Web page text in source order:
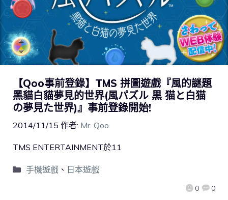
【Qoo事前登錄】TMS 拼圖遊戲『風的謎題
黑貓白貓夢見的世界(風パズル 黒 猫と白猫
の夢見た世界)』事前登錄開始!
2014/11/15 作者: Mr. Qoo
0 0
TMS ENTERTAINMENT於11
手機遊戲、 日本遊戲